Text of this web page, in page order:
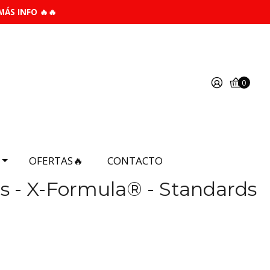
INFO 🔥🔥
0
OFERTAS🔥 CONTACTO
- X-Formula® - Standards